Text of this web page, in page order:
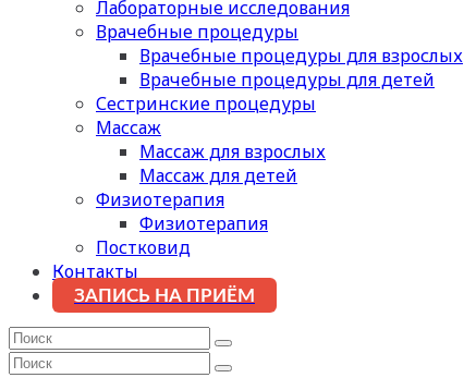
Лабораторные исследования
Врачебные процедуры
Врачебные процедуры для взрослых
Врачебные процедуры для детей
Сестринские процедуры
Массаж
Массаж для взрослых
Массаж для детей
Физиотерапия
Физиотерапия
Постковид
Контакты
ЗАПИСЬ НА ПРИЁМ